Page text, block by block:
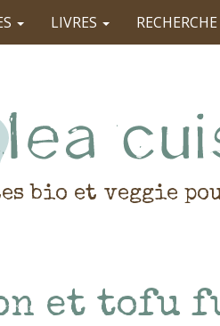
LIVRES RECHERCHE
bio et veggie
et tofu